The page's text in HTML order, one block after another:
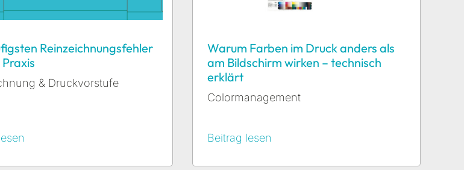
Reinzeichnungsfehler
& Druckvorstufe
Warum Farben im Druck anders als
am Bildschirm wirken – technisch
erklärt
Colormanagement
Beitrag lesen